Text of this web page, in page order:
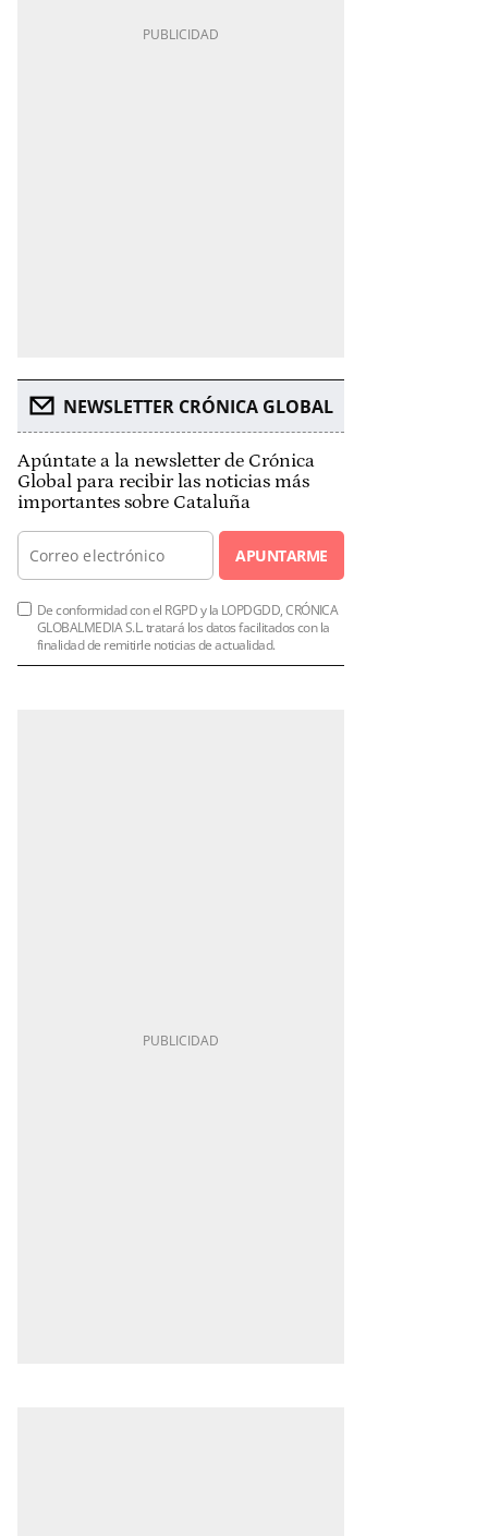
NEWSLETTER CRÓNICA GLOBAL
Apúntate a la newsletter de Crónica
Global para recibir las noticias más
importantes sobre Cataluña
APUNTARME
De conformidad con el RGPD y la LOPDGDD, CRÓNICA
GLOBALMEDIA S.L. tratará los datos facilitados con la
finalidad de remitirle noticias de actualidad.